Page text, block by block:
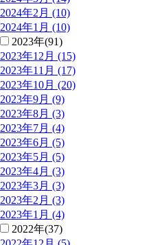
2024年2月 (10)
2024年1月 (10)
2023年(91)
2023年12月 (15)
2023年11月 (17)
2023年10月 (20)
2023年9月 (9)
2023年8月 (3)
2023年7月 (4)
2023年6月 (5)
2023年5月 (5)
2023年4月 (3)
2023年3月 (3)
2023年2月 (3)
2023年1月 (4)
2022年(37)